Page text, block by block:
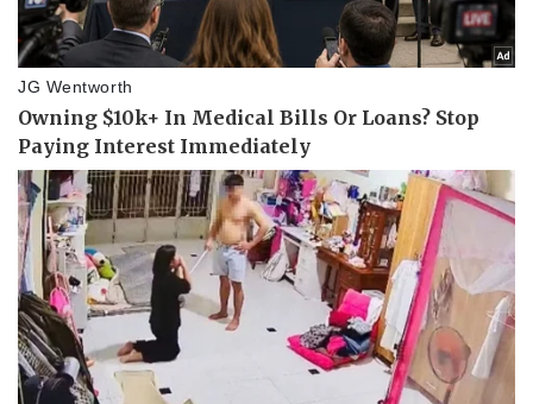
Pháp luật
Vụ án
Tin nóng
Tư vấn luật
Quân sự - Quốc phòng
Vũ khí
Việt Nam
Phân tích